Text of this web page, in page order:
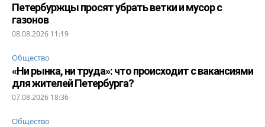
Петербуржцы просят убрать ветки и мусор с
газонов
08.08.2026 11:19
Общество
«Ни рынка, ни труда»: что происходит с вакансиями
для жителей Петербурга?
07.08.2026 18:36
Общество